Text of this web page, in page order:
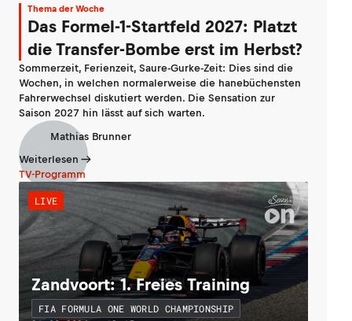
Thema der Woche
Das Formel-1-Startfeld 2027: Platzt
die Transfer-Bombe erst im Herbst?
Sommerzeit, Ferienzeit, Saure-Gurke-Zeit: Dies sind die
Wochen, in welchen normalerweise die hanebüchensten
Fahrerwechsel diskutiert werden. Die Sensation zur
Saison 2027 hin lässt auf sich warten.
Mathias Brunner
Weiterlesen
TV-Programm
LIVE
Zandvoort: 1. Freies Training
FIA FORMULA ONE WORLD CHAMPIONSHIP